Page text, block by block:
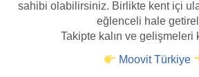
sahibi olabilirsiniz. Birlikte kent içi
eğlenceli hale
Takipte kalın ve gelişmeleri
Moovit Türkiye